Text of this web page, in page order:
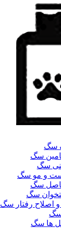
سگ
سگ
سگ
و مو سگ
سگ
سگ
اصلاح رفتار سگ
سگ
ها سگ